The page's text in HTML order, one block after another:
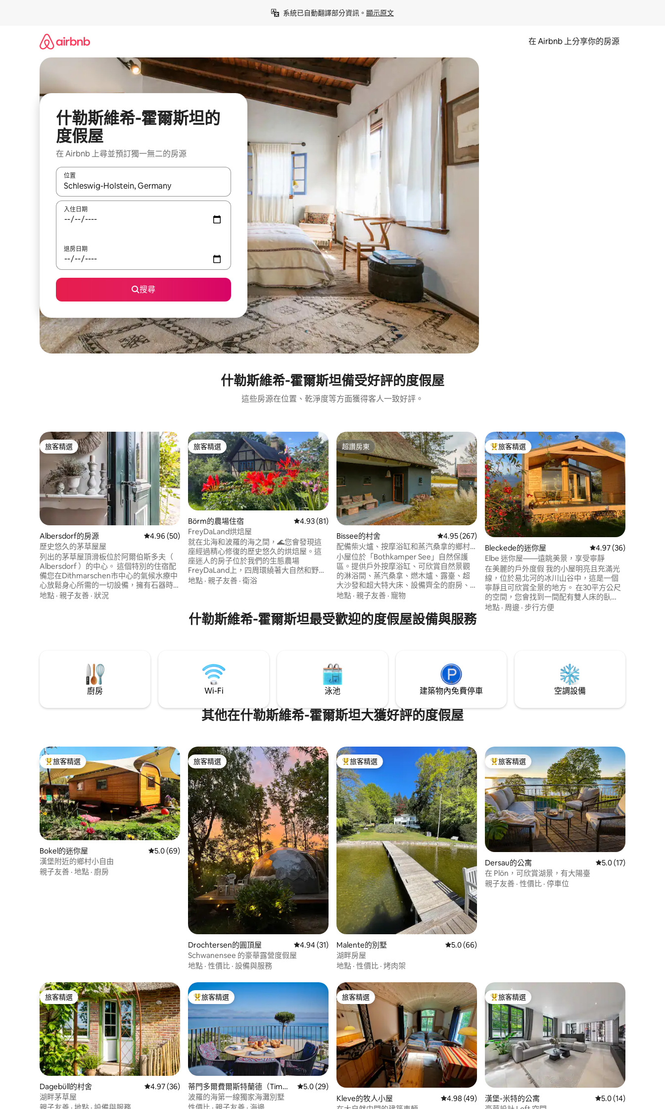
系統已自動翻譯部分資訊。 顯示原文
在 Airbnb 上分享你的房源
什勒斯維希-霍爾斯坦的
度假屋
在 Airbnb 上尋並預訂獨一無二的房源
位置
如有搜尋結果，瀏覽內容時請使用上下箭頭，或輕點、滑動裝置。
入住日期
退房日期
搜尋
什勒斯維希-霍爾斯坦備受好評的度假屋
這些房源在位置、乾淨度等方面獲得客人一致好評。
旅客精選
旅客精選
Albersdorf的房源 從 50 則評價中獲得 4.96 的平均評分（滿分 5 分）
4.96 (50)
歷史悠久的茅草屋屋
列出的茅草屋頂滑板位於阿爾伯斯多夫（
Albersdorf ）的中心。 這個特別的住宿配
備您在Dithmarschen市中心的氣候水療中
心放鬆身心所需的一切設備，擁有石器時
代公園。 房子有約140平方公尺的起居空間
地點 · 親子友善 · 狀況
旅客精選
旅客精選
Börm的農場住宿 從 81 則評價中獲得 4.93 的平均評分（滿分 5 分）
4.93 (81)
FreyDaLand烘焙屋
就在北海和波羅的海之間，🌊您會發現這
座經過精心修復的歷史悠久的烘焙屋。這
座迷人的房子位於我們的生態農場
FreyDaLand上，四周環繞著大自然和野生
動物。 🍃 地理位置優越，是石勒蘇益格-荷
前隨時查看我們的YouTube頻道：
FreyDaLand 😊
地點 · 親子友善 · 衛浴
超讚房東
超讚房東
Bissee的村舍 從 267 則評價中獲得 4.95 的平均評分（滿分 5 分）
4.95 (267)
配備柴火爐、按摩浴缸和蒸汽桑拿的鄉村
小木屋
小屋位於「Bothkamper See」自然保護
區。提供戶外按摩浴缸、可欣賞自然景觀
的淋浴間、蒸汽桑拿、燃木爐、露臺、超
大沙發和超大特大床、設備齊全的廚房、
製冰機、藍牙音響系統、唱片機、Wi-Fi、2
中心、私人電影院、巨大鞦韆、壁爐、游
泳池、砍木機等。我們的餐廳「Hof
地點 · 親子友善 · 寵物
旅客精選榜首
旅客精選
Bleckede的迷你屋 從 36 則評價中獲得
4.97 (36)
Elbe 迷你屋——遠眺美景，享受寧靜
在美麗的戶外度假 我的小屋明亮且充滿光
線，位於易北河的冰川山谷中，這是一個
寧靜且可欣賞全景的地方。 在30平方公尺
的空間，您會找到一間配有雙人床的臥
室、一間配有淋浴的現代化衛浴和一間配
地點 · 周邊 · 步行方便
什勒斯維希-霍爾斯坦最受歡迎的度假屋設備與服務
廚房 Wi-Fi 泳池 建築物內免費停車 空調設備
其他在什勒斯維希-霍爾斯坦大獲好評的度假屋
旅客精選榜首
旅客精選
Bokel的迷你屋 從 69 則評價中獲得 5.0 的平均評分（滿分 5 分）
5.0 (69)
漢堡附近的鄉村小自由
親子友善 · 地點 · 廚房
旅客精選
旅客精選
Drochtersen的圓頂屋 從 31 則評價中獲得 4.94 的平均評分（滿分 5 分）
4.94 (31)
Schwanensee 的豪華露營度假屋
地點 · 性價比 · 設備與服務
旅客精選榜首
旅客精選
Malente的別墅 從 66 則評價中獲得 5.0 的平均評分（滿分 5 分）
5.0 (66)
湖畔房屋
地點 · 性價比 · 烤肉架
旅客精選榜首
旅客精選
Dersau的公寓 從 17 則評價中獲得
5.0 (17)
在 Plön，可欣賞湖景，有大陽臺
親子友善 · 性價比 · 停車位
旅客精選
旅客精選
Dagebüll的村舍 從 36 則評價中獲得 4.97 的平均評分（滿分 5 分）
4.97 (36)
湖畔茅草屋
旅客精選榜首
旅客精選
蒂門多爾費爾斯特蘭德（Timm
endorfer Strand）的度假屋
從 29 則評價中獲得 5.0 的平均評分（滿分 5 分）
5.0 (29)
波羅的海第一線獨家海灘別墅
旅客精選
旅客精選
Kleve的牧人小屋 從 49 則評價中獲得 4.98 的平均評分（滿分 5 分）
4.98 (49)
旅客精選榜首
旅客精選
漢堡-米特的公寓 從 14 則評價中獲得
5.0 (14)